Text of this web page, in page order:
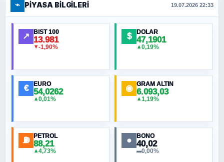
FERHAT BÜYÜKKALKAN
Ankara Zirvesi: NATO Toplantısı mı, Yeni
Ortadoğu Haritasının Provası mı?
MURAT ÖZKAN
NURETTIN BÖLÜK
⌁ PIYASA BILGILERI 19.07.2026 22:33
↗ BIST 100
13.981
▼-1,90%
$ DOLAR
47,1901
▲0,19%
€ EURO
54,0262
▲0,01%
◉ GRAM ALTIN
6.093,03
▲1,19%
⛽ PETROL
88,21
▲4,73%
● BONO
40,02
▬0,00%